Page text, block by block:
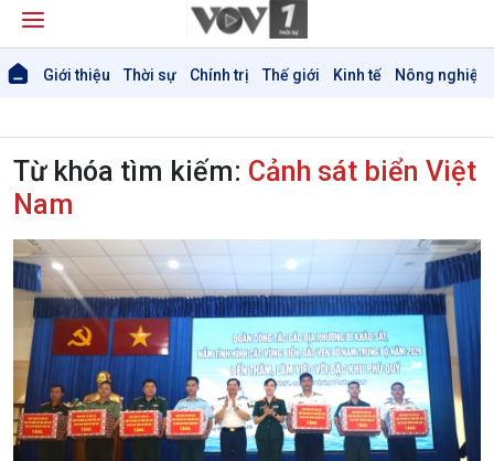
Giới thiệu Thời sự Chính trị Thế giới Kinh tế Nông nghiệp
Từ khóa tìm kiếm: Cảnh sát biển Việt
Nam